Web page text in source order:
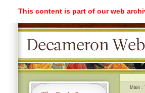
This content is part of our web
Main